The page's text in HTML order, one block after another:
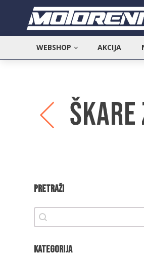
WEBSHOP AKCIJA
Pretraži
Pretraži
Pretraži
Kategorija